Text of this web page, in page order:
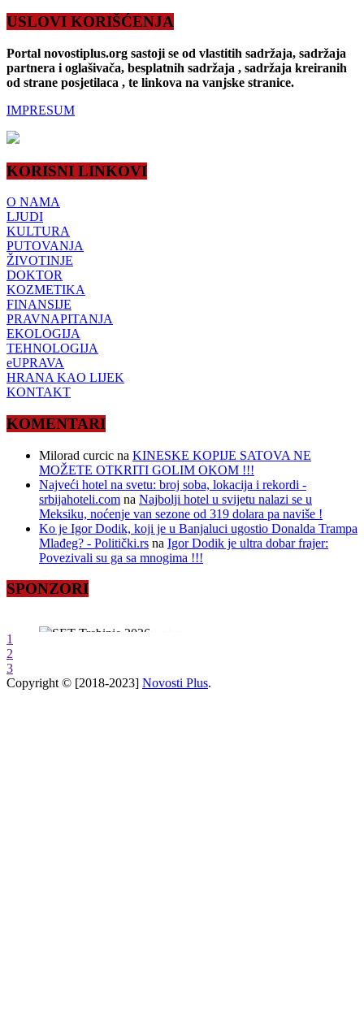
USLOVI KORIŠĆENJA
Portal novostiplus.org sastoji se od vlastitih sadržaja, sadržaja
partnera i oglašivača, besplatnih sadržaja , sadržaja kreiranih
od strane posjetilaca , te linkova na vanjske stranice.
IMPRESUM
KORISNI LINKOVI
O NAMA
LJUDI
KULTURA
PUTOVANJA
ŽIVOTINJE
DOKTOR
KOZMETIKA
FINANSIJE
PRAVNAPITANJA
EKOLOGIJA
TEHNOLOGIJA
eUPRAVA
HRANA KAO LIJEK
KONTAKT
KOMENTARI
Milorad curcic na KINESKE KOPIJE SATOVA NE
MOŽETE OTKRITI GOLIM OKOM !!!
Najveći hotel na svetu: broj soba, lokacija i rekordi -
srbijahoteli.com na Najbolji hotel u svijetu nalazi se u
Meksiku, noćenje van sezone od 319 dolara pa naviše !
Ko je Igor Dodik, koji je u Banjaluci ugostio Donalda Trampa
Mlađeg? - Politički.rs na Igor Dodik je ultra dobar frajer:
Povezivali su ga sa mnogima !!!
SPONZORI
1
2
3
Copyright © [2018-2023] Novosti Plus